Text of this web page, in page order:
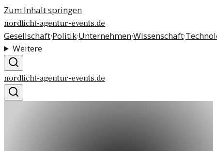
Zum Inhalt springen
nordlicht-agentur-events.de
Gesellschaft·Politik·Unternehmen·Wissenschaft·
Weitere
nordlicht-agentur-events.de